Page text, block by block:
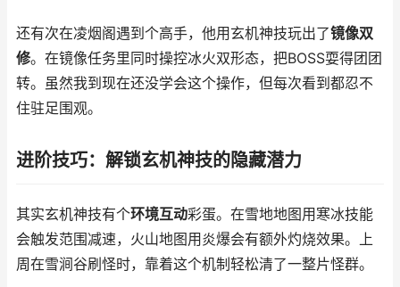
还有次在凌烟阁遇到个高手，他用玄机神技玩出了镜像双
修。在镜像任务里同时操控冰火双形态，把BOSS耍得团团
转。虽然我到现在还没学会这个操作，但每次看到都忍不
住驻足围观。
进阶技巧：解锁玄机神技的隐藏潜力
其实玄机神技有个环境互动彩蛋。在雪地地图用寒冰技能
会触发范围减速，火山地图用炎爆会有额外灼烧效果。上
周在雪涧谷刷怪时，靠着这个机制轻松清了一整片怪群。